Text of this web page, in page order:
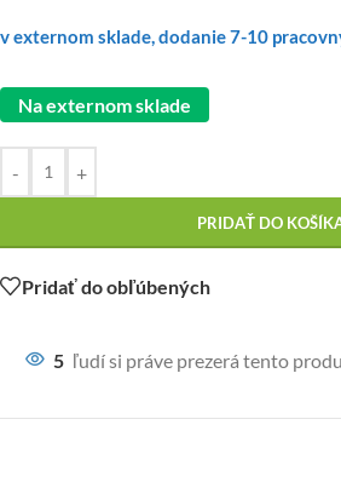
v externom sklade, dodanie 7-10
Na externom sklade
- +
PRIDAŤ DO
Pridať do obľúbených
5 ľudí si práve prezerá tento